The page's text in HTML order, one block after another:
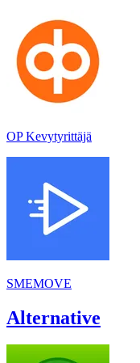
OP Kevytyrittäjä
SMEMOVE
Alternative